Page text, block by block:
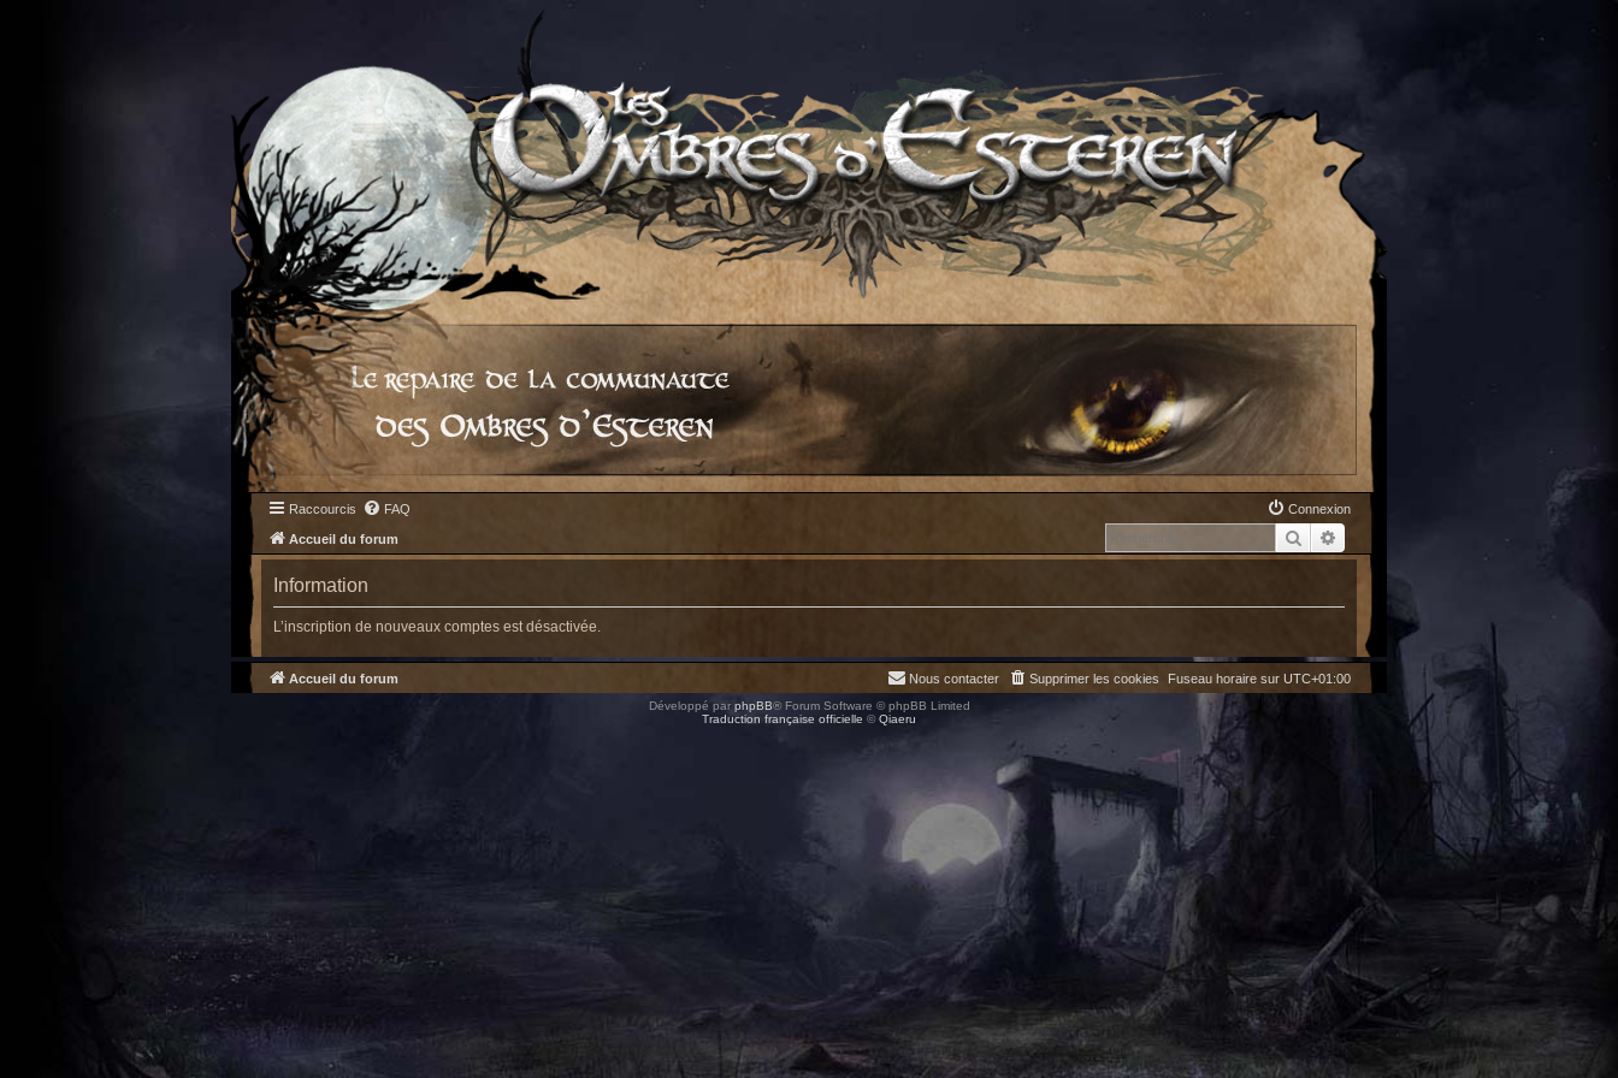
Raccourcis FAQ Connexion
Accueil du forum Rechercher
Information
L’inscription de nouveaux comptes est désactivée.
Accueil du forum Fuseau horaire sur UTC+01:00
Supprimer les cookies
Nous contacter
Développé par phpBB® Forum Software © phpBB Limited
Traduction française officielle ©Qiaeru